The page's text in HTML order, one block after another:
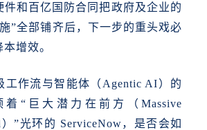
件和百亿国防合同把政府及企业的
”全部铺齐后，下一步的重头戏必
增效。
工作流与智能体（Agentic AI）的
“巨大潜力在前方（Massive
）”光环的 ServiceNow，是否会如